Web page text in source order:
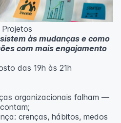
curso são realizadas com
por computador, celular
de não realizar o curso
de 20 inscritos.
às mudanças e como
com mais engajamento
das 19h às 21h
organizacionais falham —
crenças, hábitos, medos